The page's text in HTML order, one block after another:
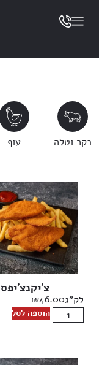
בקר וטלה עוף
צ׳יקנצ׳יפס
לק"ג ₪46.00
הוספה לסל